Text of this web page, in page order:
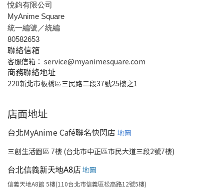
悅鈞有限公司
MyAnime Square
統一編號／統編
80582653
聯絡信箱
客服信箱： service@myanimesquare.com
商務聯絡地址
220新北市板橋區三民路二段37號25樓之1
店面地址
台北MyAnime Café聯名快閃店 地圖
三創生活園區 7樓 (台北市中正區市民大道三段2號7樓)
台北信義新天地A8店地圖
信義天地A8館 5樓(110台北市信義區松高路12號5樓)